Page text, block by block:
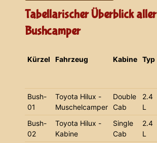
Tabellarischer Überblick aller
Bushcamper
Kürzel Fahrzeug Kabine Typ
Bush-
01
Toyota Hilux -
Muschelcamper
Double
Cab
2.4
L
Bush-
02
Toyota Hilux -
Kabine
Single
Cab
2.4
L